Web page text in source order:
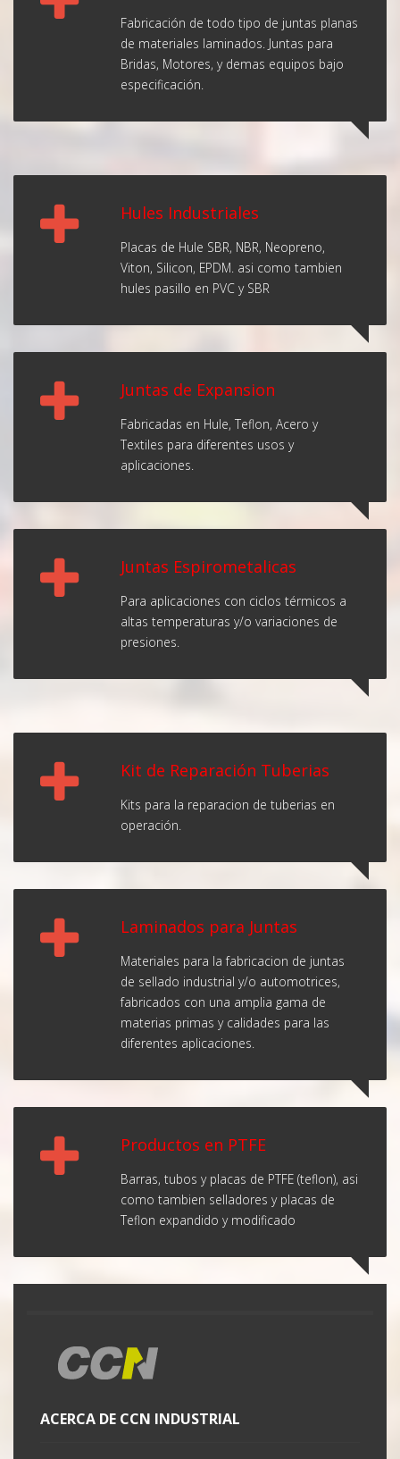
Fabricación de todo tipo de juntas planas
de materiales laminados. Juntas para
Bridas, Motores, y demas equipos bajo
especificación.
Hules Industriales
Placas de Hule SBR, NBR, Neopreno,
Viton, Silicon, EPDM. asi como tambien
hules pasillo en PVC y SBR
Juntas de Expansion
Fabricadas en Hule, Teflon, Acero y
Textiles para diferentes usos y
aplicaciones.
Juntas Espirometalicas
Para aplicaciones con ciclos térmicos a
altas temperaturas y/o variaciones de
presiones.
Kit de Reparación Tuberias
Kits para la reparacion de tuberias en
operación.
Laminados para Juntas
Materiales para la fabricacion de juntas
de sellado industrial y/o automotrices,
fabricados con una amplia gama de
materias primas y calidades para las
diferentes aplicaciones.
Productos en PTFE
Barras, tubos y placas de PTFE (teflon), asi
como tambien selladores y placas de
Teflon expandido y modificado
ACERCA DE CCN INDUSTRIAL